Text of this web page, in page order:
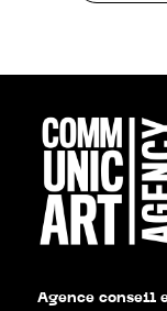
Agence conseil